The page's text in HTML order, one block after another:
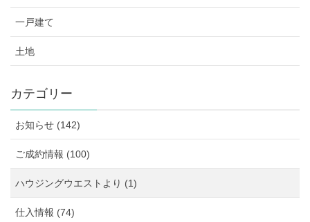
一戸建て
土地
カテゴリー
お知らせ (142)
ご成約情報 (100)
ハウジングウエストより (1)
仕入情報 (74)